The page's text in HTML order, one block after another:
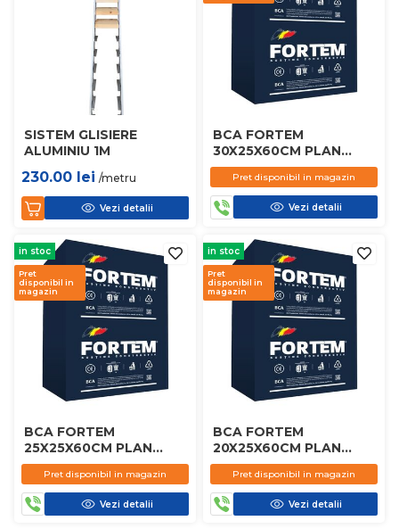
SISTEM GLISIERE
ALUMINIU 1M
230.00 lei /metru
Vezi detalii
BCA FORTEM
30X25X60CM PLAN
D450
Pret disponibil in magazin
Vezi detalii
in stoc
Pret
disponibil in
magazin
BCA FORTEM
25X25X60CM PLAN
D450
Pret disponibil in magazin
Vezi detalii
in stoc
Pret
disponibil in
magazin
BCA FORTEM
20X25X60CM PLAN
D450
Pret disponibil in magazin
Vezi detalii